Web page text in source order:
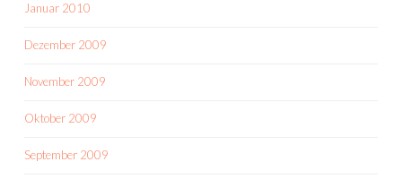
Januar 2010
Dezember 2009
November 2009
Oktober 2009
September 2009